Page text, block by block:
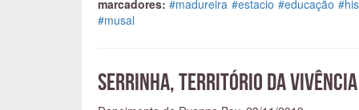
Às explicações dadas pelo Rolé, Claudio
possível ver, no asfalto, problemas com o
muito grande e volta e meia enche de buracos.
marcadores: #madureira #estacio #educação
#musal
Serrinha, território da